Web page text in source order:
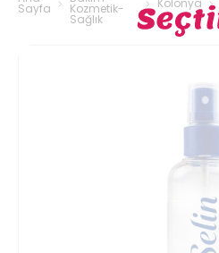
Sayfa Kozmetik-
Sağlık
Kolonya